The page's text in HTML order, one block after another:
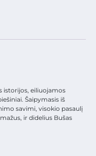
istorijos, eiliuojamos
Šaipymasis iš
savimi, visokio pasaulį
ir didelius Bušas